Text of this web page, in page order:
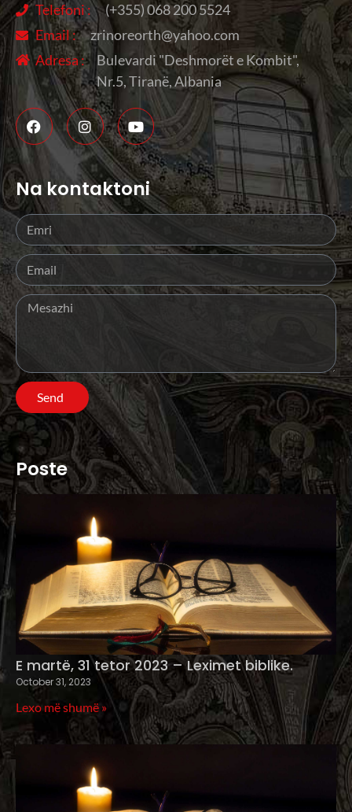
Telefoni :
(+355) 068 200 5524
Email :
zrinoreorth@yahoo.com
Adresa :
Bulevardi "Deshmorët e Kombit",
Nr.5, Tiranë, Albania
Na kontaktoni
Send
Poste
E martë, 31 tetor 2023 – Leximet biblike.
October 31, 2023
Lexo më shumë »